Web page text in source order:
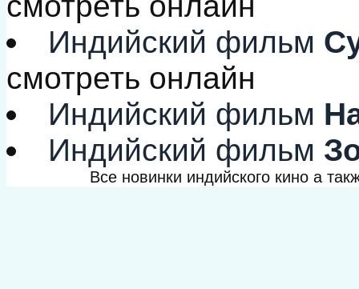
Индийский фильм
смотреть онлайн
Индийский фильм
Индийский фильм
Все новинки индийского кино а